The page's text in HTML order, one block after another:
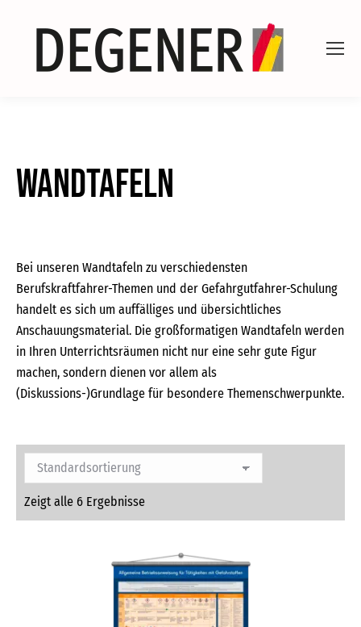
Wandtafeln
Bei unseren Wandtafeln zu verschiedensten
Berufskraftfahrer-Themen und der Gefahrgutfahrer-Schulung
handelt es sich um auffälliges und übersichtliches
Anschauungsmaterial. Die großformatigen Wandtafeln werden
in Ihren Unterrichtsräumen nicht nur eine sehr gute Figur
machen, sondern dienen vor allem als
(Diskussions-)Grundlage für besondere Themenschwerpunkte.
Zeigt alle 6 Ergebnisse